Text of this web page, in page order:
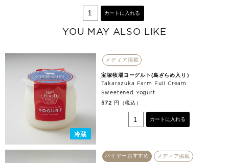
カートに入れる
YOU MAY ALSO LIKE
冷蔵
メディア掲載
宝塚牧場ヨーグルト(島ざらめ入り）
Takarazuka Farm Full Cream
Sweetened Yogurt
572 円（税込）
カートに入れる
バイヤーおすすめ メディア掲載